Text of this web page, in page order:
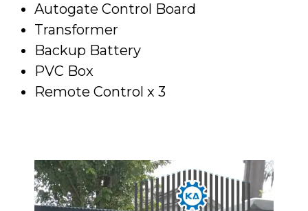
Autogate Control Board
Transformer
Backup Battery
PVC Box
Remote Control x 3